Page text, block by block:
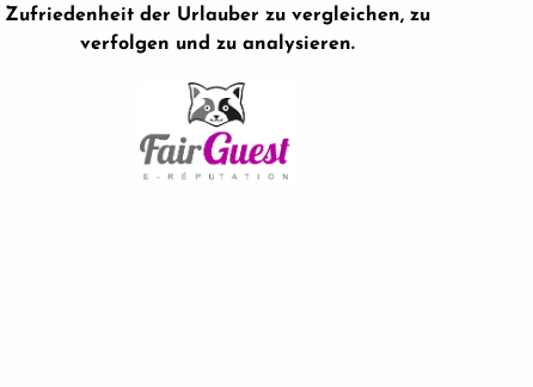
Zufriedenheit der Urlauber zu vergleichen, zu
verfolgen und zu analysieren.